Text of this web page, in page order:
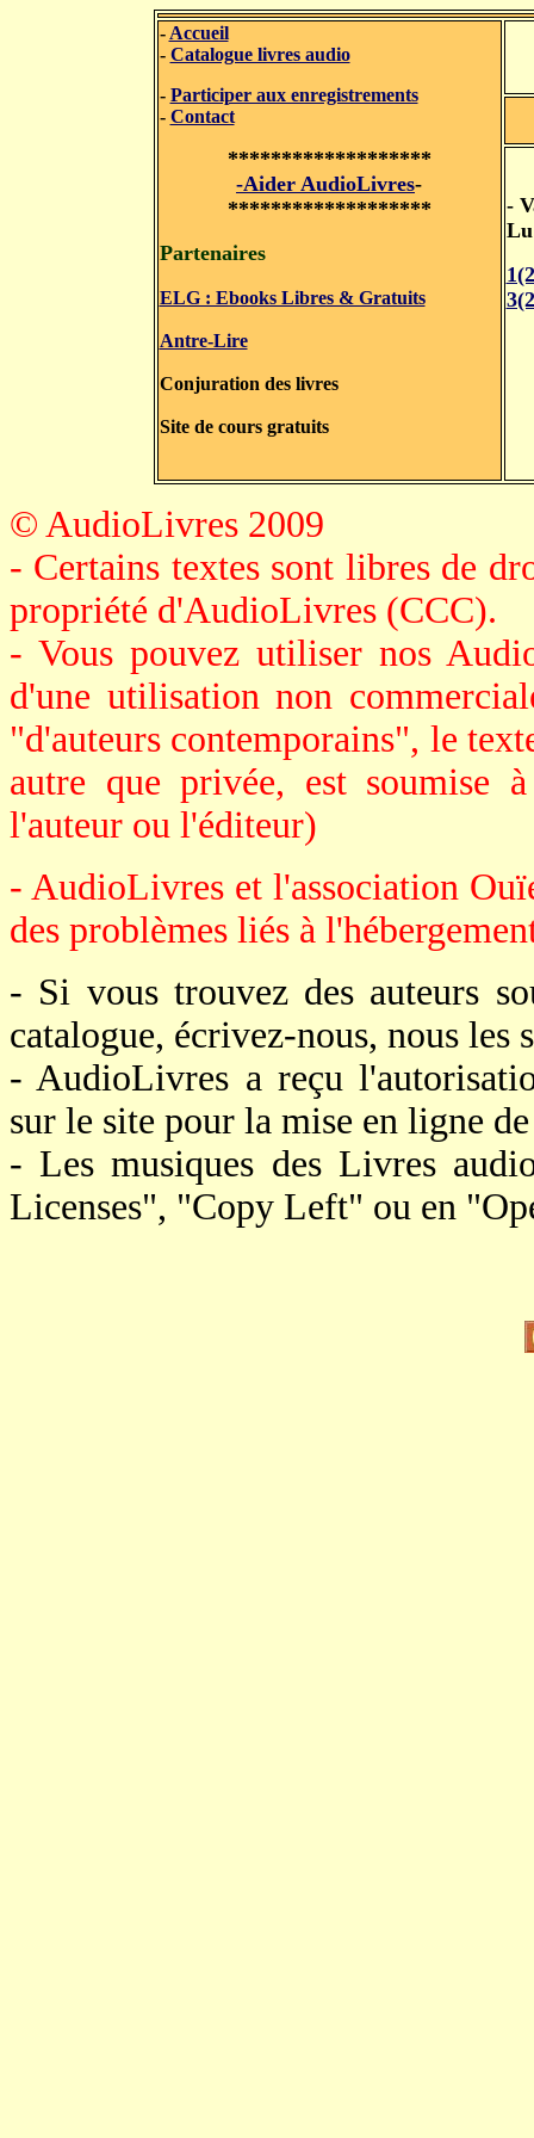
- Accueil
- Catalogue livres audio
- Participer aux enregistrements
- Contact
*******************
-Aider AudioLivres-
*******************
Partenaires
ELG : Ebooks Libres & Gratuits
Antre-Lire
Conjuration des livres
Site de cours gratuits
-
© AudioLivres 2009
- Certains textes sont libres de
propriété d'AudioLivres (CCC).
- Vous pouvez utiliser nos
d'une utilisation non
"d'auteurs contemporains", le
autre que privée, est soumise
l'auteur ou l'éditeur)
- AudioLivres et l'association
des problèmes liés à
- Si vous trouvez des auteurs
catalogue, écrivez-nous, nous
- AudioLivres a reçu
sur le site pour la mise en ligne
- Les musiques des Livres
Licenses", "Copy Left" ou en